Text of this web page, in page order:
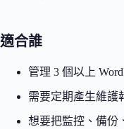
適合誰
管理 3 個以上
需要定期產生維護
想要把監控、備份